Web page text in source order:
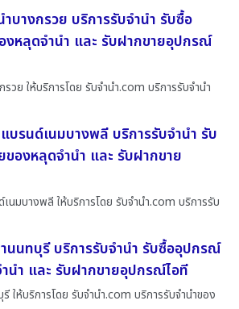
บางกรวย บริการรับจำนำ รับซื้อ
หลุดจำนำ และ รับฝากขายอุปกรณ์
วย ให้บริการโดย รับจํานํา.com บริการรับจำนำ
บรนด์เนมบางพลี บริการรับจำนำ รับ
องหลุดจำนำ และ รับฝากขาย
เนมบางพลี ให้บริการโดย รับจํานํา.com บริการรับ
นนทบุรี บริการรับจำนำ รับซื้ออุปกรณ์
นำ และ รับฝากขายอุปกรณ์ไอที
ให้บริการโดย รับจํานํา.com บริการรับจำนำของ